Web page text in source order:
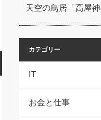
天空の鳥居「高屋
カテゴリー
IT
お金と仕事